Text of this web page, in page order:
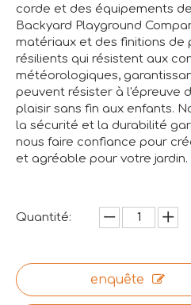
corde et des équipements
Backyard Playground
matériaux et des finitions de
résilients qui résistent aux
météorologiques,
peuvent résister à l'épreuve
plaisir sans fin aux enfants.
la sécurité et la durabilité
nous faire confiance pour
et agréable pour votre jardin.
Quantité:
enquête